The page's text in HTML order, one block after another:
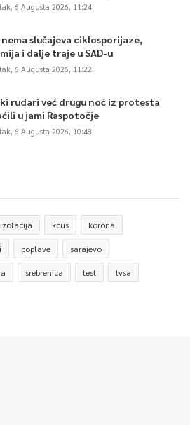
6 Augusta 2026, 11:24
nema slučajeva ciklosporijaze,
i dalje traje u SAD-u
6 Augusta 2026, 11:22
rudari već drugu noć iz protesta
u jami Raspotočje
6 Augusta 2026, 10:48
izolacija kcus korona
poplave sarajevo
srebrenica test tvsa